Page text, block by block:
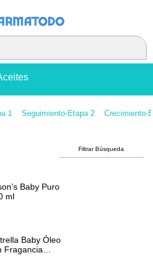
1 Seguimiento-Etapa 2 Crecimiento-
Filtrar Búsqueda
Baby Puro
ml
Baby Óleo
Fragancia
x 500 ml